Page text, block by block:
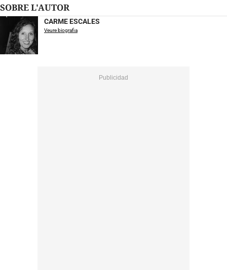
SOBRE L'AUTOR
CARME ESCALES
Veure biografia